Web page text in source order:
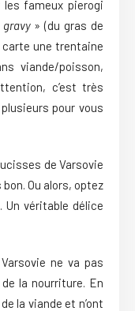
fameux pierogi
gravy» (du gras de
carte une trentaine
viande/poisson,
c’est très
pour vous
de Varsovie
bon. Ou alors, optez
Un véritable délice
ne va pas
la nourriture. En
la viande et n’ont